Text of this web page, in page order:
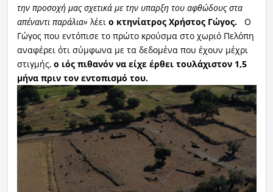
την προσοχή μας σχετικά με την υπαρξη του αφθώδους στα
απέναντι παράλια» λέει ο κτηνίατρος Χρήστος Γώγος.
Ο
Γώγος που εντόπισε το πρώτο κρούσμα στο χωριό Πελόπη
αναφέρει ότι σύμφωνα με τα δεδομένα που έχουν μέχρι
στιγμής, ο ιός πιθανόν να είχε έρθει τουλάχιστον 1,5
μήνα πριν τον εντοπισμό του.